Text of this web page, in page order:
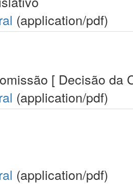
(application/pdf)
[ Decisão da
(application/pdf)
(application/pdf)